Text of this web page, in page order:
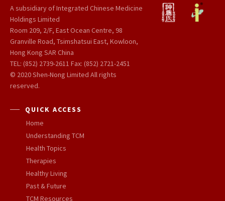
A subsidiary of Integrated Chinese Medicine
Holdings Limited
Room 209, 2/F, East Ocean Centre, 98
Granville Road, Tsimshatsui East, Kowloon,
Hong Kong SAR China
TEL: (852) 2739-2611 Fax: (852) 2721-2451
© 2020 Shen-Nong Limited All rights
reserved.
QUICK ACCESS
Home
Understanding TCM
Health Topics
Therapies
Healthy Living
Past & Future
TCM Resources